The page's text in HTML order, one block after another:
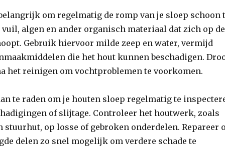
om regelmatig de romp van je sloep schoon
algen en ander organisch materiaal dat zich op de
Gebruik hiervoor milde zeep en water, vermijd
die het hout kunnen beschadigen.
het reinigen om vochtproblemen te voorkomen.
te raden om je houten sloep regelmatig te
of slijtage. Controleer het houtwerk, zoals
op losse of gebroken onderdelen. Repareer
delen zo snel mogelijk om verdere schade te